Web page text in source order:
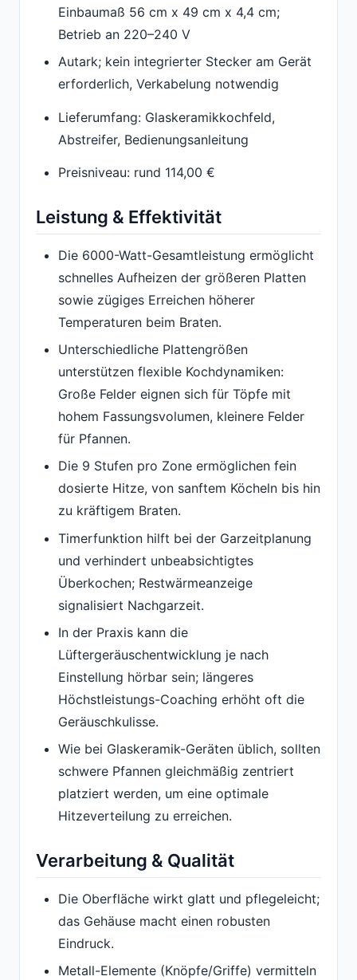
Einbaumaß 56 cm x 49 cm x 4,4 cm;
Betrieb an 220–240 V
Autark; kein integrierter Stecker am Gerät
erforderlich, Verkabelung notwendig
Lieferumfang: Glaskeramikkochfeld,
Abstreifer, Bedienungsanleitung
Preisniveau: rund 114,00 €
Leistung & Effektivität
Die 6000-Watt-Gesamtleistung ermöglicht
schnelles Aufheizen der größeren Platten
sowie zügiges Erreichen höherer
Temperaturen beim Braten.
Unterschiedliche Plattengrößen
unterstützen flexible Kochdynamiken:
Große Felder eignen sich für Töpfe mit
hohem Fassungsvolumen, kleinere Felder
für Pfannen.
Die 9 Stufen pro Zone ermöglichen fein
dosierte Hitze, von sanftem Köcheln bis hin
zu kräftigem Braten.
Timerfunktion hilft bei der Garzeitplanung
und verhindert unbeabsichtigtes
Überkochen; Restwärmeanzeige
signalisiert Nachgarzeit.
In der Praxis kann die
Lüftergeräuschentwicklung je nach
Einstellung hörbar sein; längeres
Höchstleistungs-Coaching erhöht oft die
Geräuschkulisse.
Wie bei Glaskeramik-Geräten üblich, sollten
schwere Pfannen gleichmäßig zentriert
platziert werden, um eine optimale
Hitzeverteilung zu erreichen.
Verarbeitung & Qualität
Die Oberfläche wirkt glatt und pflegeleicht;
das Gehäuse macht einen robusten
Eindruck.
Metall-Elemente (Knöpfe/Griffe) vermitteln